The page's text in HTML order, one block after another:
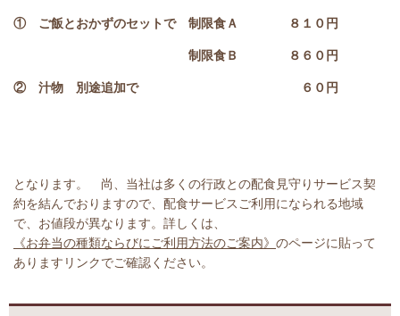
① ご飯とおかずのセットで 制限食Ａ ８１０円
制限食Ｂ ８６０円
② 汁物 別途追加で ６０円
となります。 尚、当社は多くの行政との配食見守りサービス契
約を結んでおりますので、配食サービスご利用になられる地域
で、お値段が異なります。詳しくは、
《お弁当の種類ならびにご利用方法のご案内》 のページに貼って
ありますリンクでご確認ください。